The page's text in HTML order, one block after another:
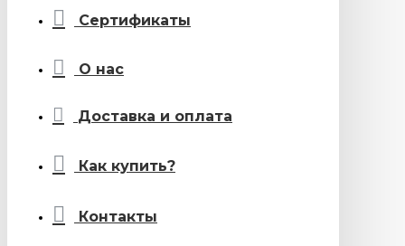
Сертификаты
О нас
Доставка и оплата
Как купить?
Контакты